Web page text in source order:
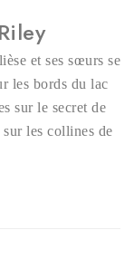
et ses sœurs se
les bords du lac
sur le secret de
les collines de